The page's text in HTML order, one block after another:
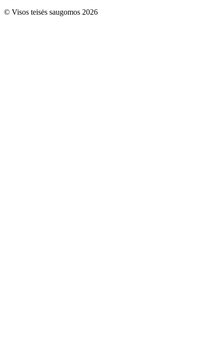
© Visos teisės saugomos 2026